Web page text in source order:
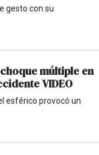
gesto con su
múltiple en
VIDEO
esférico provocó un